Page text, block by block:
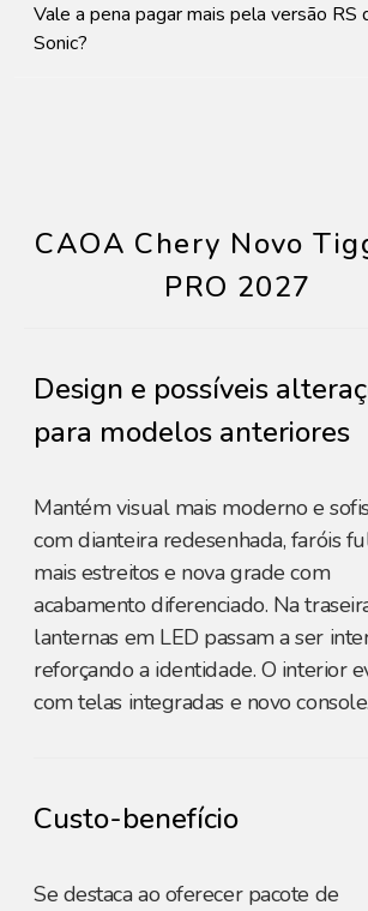
Vale a pena pagar mais pela versão RS
Sonic?
CAOA Chery Novo
PRO 2027
Design e possíveis
para modelos anteriores
Mantém visual mais moderno e
com dianteira redesenhada, faróis
mais estreitos e nova grade com
acabamento diferenciado. Na
lanternas em LED passam a ser
reforçando a identidade. O interior
com telas integradas e novo console.
Custo-benefício
Se destaca ao oferecer pacote de